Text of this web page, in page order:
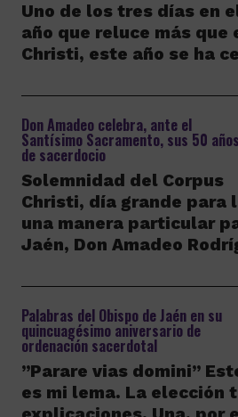
Uno de los tres días en
año que reluce más que
Christi, este año se ha
Don Amadeo celebra, ante el
Santísimo Sacramento, sus 50 años
de sacerdocio
Solemnidad del Corpus
Christi, día grande para
una manera particular
Jaén, Don Amadeo
Palabras del Obispo de Jaén en su
quincuagésimo aniversario de
ordenación sacerdotal
”Parare vias domini”
es mi lema. La elección